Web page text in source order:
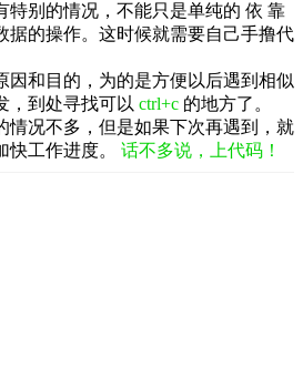
特别的情况，不能只是单纯的 依 靠
据的操作。这时候就需要自己手撸代
因和目的，为的是方便以后遇到相似
，到处寻找可以 ctrl+c 的地方了。
情况不多，但是如果下次再遇到，就
快工作进度。 话不多说，上代码！